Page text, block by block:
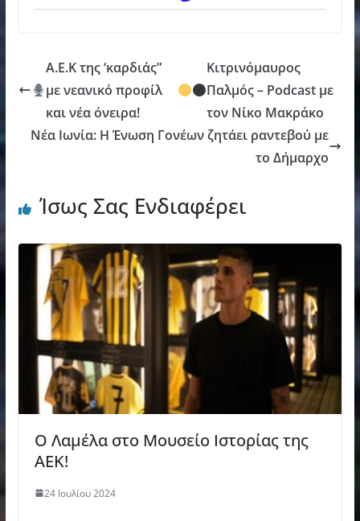
Α.Ε.Κ της ‘καρδιάς”
με νεανικό προφίλ
και νέα όνειρα!
Κιτρινόμαυρος
Παλμός – Podcast με
τον Νίκο Μακράκο
Νέα Ιωνία: Η Ένωση Γονέων ζητάει ραντεβού με
το Δήμαρχο
Ίσως Σας Ενδιαφέρει
Ο Λαμέλα στο Μουσείο Ιστορίας της
ΑΕΚ!
24 Ιουλίου 2024